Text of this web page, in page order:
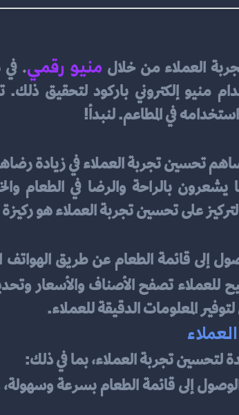
العملاء من خلال منيو رقمي.
في المطاعم. لنبدأ!
على تحسين تجربة العملاء هو
إلى قائمة الطعام عن طريق
المعلومات الدقيقة للعملاء.
لتحسين تجربة العملاء، بما في ذلك: